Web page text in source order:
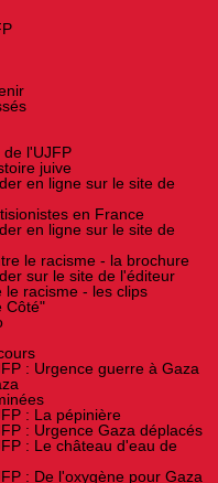
l'UJFP
juive
en ligne sur le site de
en France
en ligne sur le site de
le racisme - la brochure
sur le site de l'éditeur
le racisme - les clips
Côté"
: Urgence guerre à Gaza
: La pépinière
: Urgence Gaza déplacés
: Le château d'eau de
: De l'oxygène pour Gaza